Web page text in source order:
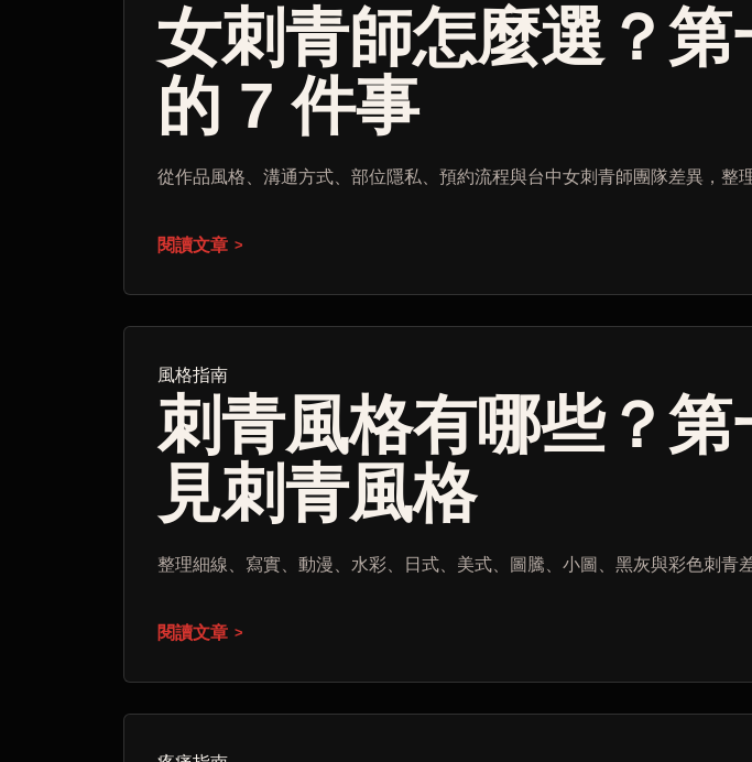
女刺青師怎麼選？
的 7 件事
從作品風格、溝通方式、部位隱私、預約流程與台中女刺青師團隊差異，整
閱讀文章
風格指南
刺青風格有哪些？
見刺青風格
整理細線、寫實、動漫、水彩、日式、美式、圖騰、小圖、黑灰與彩色刺青
閱讀文章